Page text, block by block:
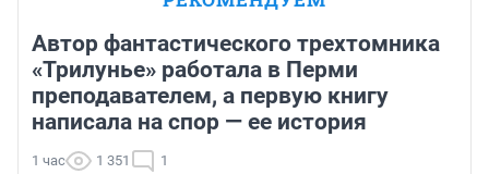
Автор фантастического трехтомника
«Трилунье» работала в Перми
преподавателем, а первую книгу
написала на спор — ее история
1 час 1 351 1